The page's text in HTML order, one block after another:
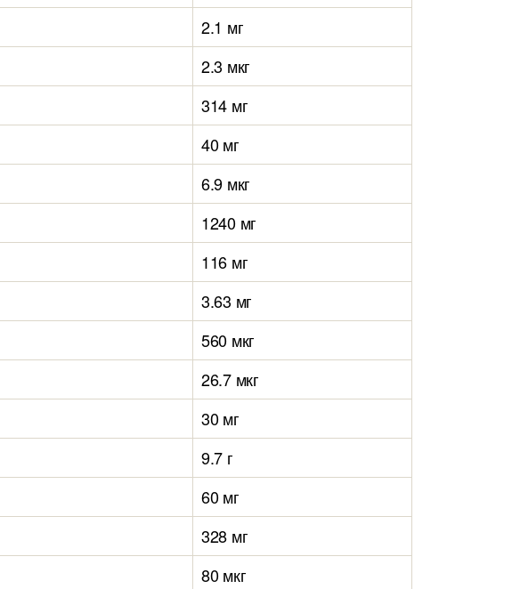
2.1 мг
2.3 мкг
314 мг
40 мг
6.9 мкг
1240 мг
116 мг
3.63 мг
560 мкг
26.7 мкг
30 мг
9.7 г
60 мг
328 мг
80 мкг